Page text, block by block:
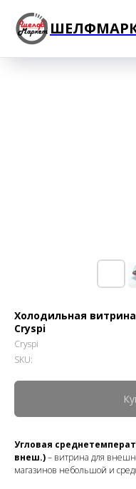
Холодильная
Cryspi
Cryspi
SKU:
Угловая
внеш.)– витрина для
магазинов небольшой и